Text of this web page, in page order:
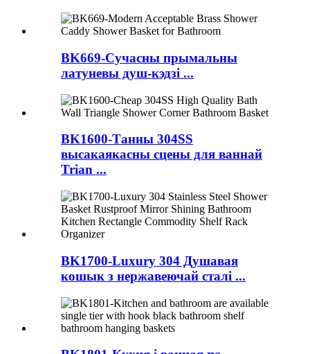
BK669-Сучасны прымальны
латуневы душ-кэдзі ...
BK1600-Танны 304SS
высакаякасны сцены для ваннай
Trian ...
BK1700-Luxury 304 Душавая
кошык з нержавеючай сталі ...